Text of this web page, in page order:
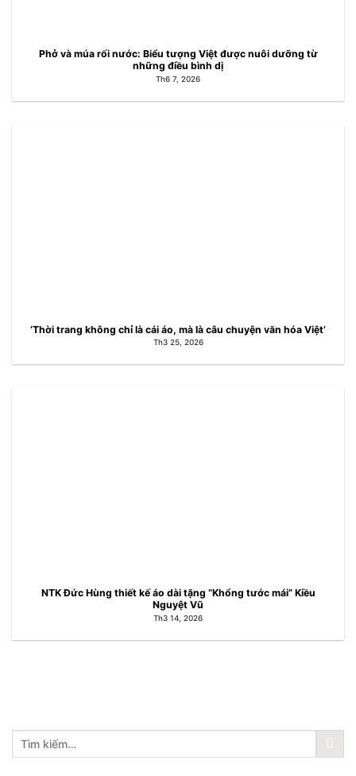
Phở và múa rối nước: Biểu tượng Việt được nuôi dưỡng từ
những điều bình dị
Th6 7, 2026
‘Thời trang không chỉ là cái áo, mà là câu chuyện văn hóa Việt’
Th3 25, 2026
NTK Đức Hùng thiết kế áo dài tặng “Khổng tước mái” Kiều
Nguyệt Vũ
Th3 14, 2026